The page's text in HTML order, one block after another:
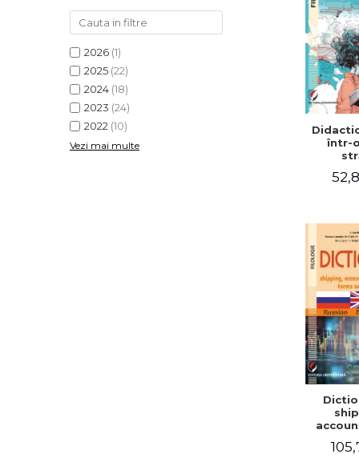
2026 (1)
2025 (22)
2024 (18)
2023 (24)
2022 (10)
Vezi mai multe
într-